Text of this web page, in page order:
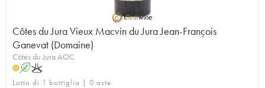
Côtes du Jura Vieux Macvin du Jura Jean-François
Ganevat (Domaine)
Côtes du Jura AOC
AK
Lotto di 1 bottiglia | 0 aste